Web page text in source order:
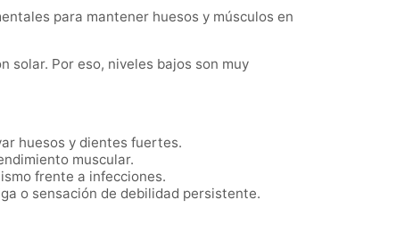
para mantener huesos y músculos en
solar. Por eso, niveles bajos son muy
huesos y dientes fuertes.
muscular.
frente a infecciones.
o sensación de debilidad persistente.